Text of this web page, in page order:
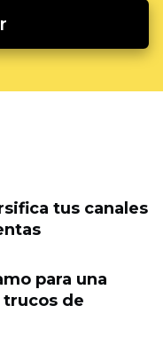
tus canales
para una
de